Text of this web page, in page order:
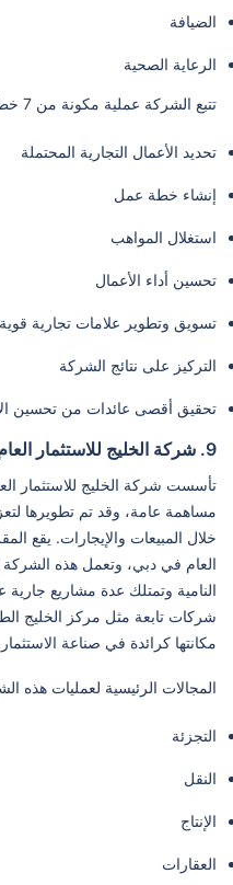
الضيافة
الرعاية الصحية
تتبع الشركة عملية مكونة من 7 خطوات للمساعدة في تطوير الأعمال —
تحديد الأعمال التجارية المحتملة
إنشاء خطة عمل
استغلال المواهب
تحسين أداء الأعمال
تسويق وتطوير علامات تجارية قوية
التركيز على نتائج الشركة
تحقيق أقصى عائدات من تحسين
9. شركة الخليج للاستثمار العام (GGIC)
مساهمة عامة، وقد تم تطويرها
خلال المبيعات والإيجارات. يقع
العام في دبي، وتعمل هذه الشركة
النامية وتمتلك عدة مشاريع
شركات تابعة مثل مركز الخليج
مكانتها كرائدة في صناعة
المجالات الرئيسية لعمليات هذه
التجزئة
النقل
الإنتاج
العقارات